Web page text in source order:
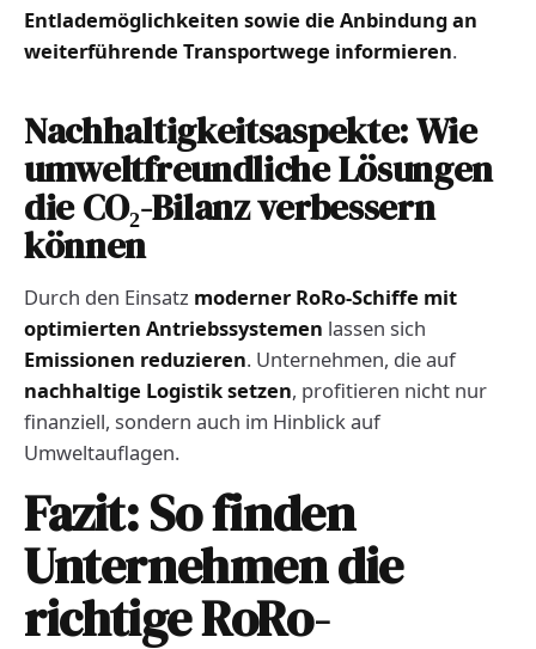
Entlademöglichkeiten sowie die Anbindung an
weiterführende Transportwege informieren.
Nachhaltigkeitsaspekte: Wie
umweltfreundliche Lösungen
die CO₂-Bilanz verbessern
können
Durch den Einsatz moderner RoRo-Schiffe mit
optimierten Antriebssystemen lassen sich
Emissionen reduzieren. Unternehmen, die auf
nachhaltige Logistik setzen, profitieren nicht nur
finanziell, sondern auch im Hinblick auf
Umweltauflagen.
Fazit: So finden
Unternehmen die
richtige RoRo-